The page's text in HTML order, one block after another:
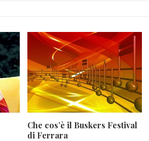
Che cos’è il Buskers Festival
di Ferrara